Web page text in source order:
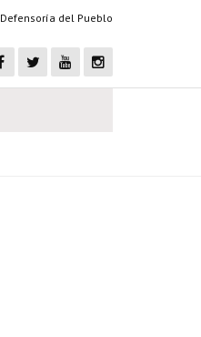
Defensoría del Pueblo